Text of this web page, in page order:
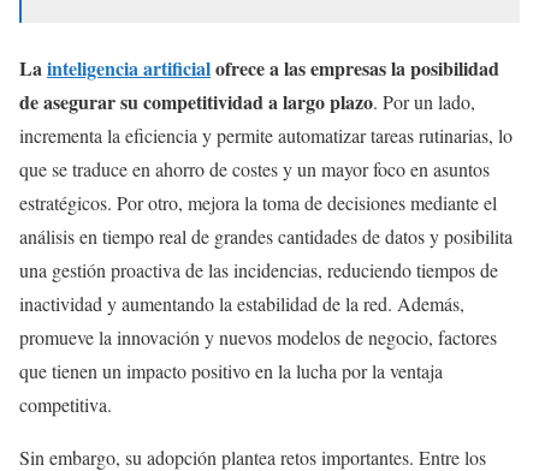
La inteligencia artificialofrece a las empresas la posibilidad
de asegurar su competitividad a largo plazo. Por un lado,
incrementa la eficiencia y permite automatizar tareas rutinarias, lo
que se traduce en ahorro de costes y un mayor foco en asuntos
estratégicos. Por otro, mejora la toma de decisiones mediante el
análisis en tiempo real de grandes cantidades de datos y posibilita
una gestión proactiva de las incidencias, reduciendo tiempos de
inactividad y aumentando la estabilidad de la red. Además,
promueve la innovación y nuevos modelos de negocio, factores
que tienen un impacto positivo en la lucha por la ventaja
competitiva.
Sin embargo, su adopción plantea retos importantes. Entre los